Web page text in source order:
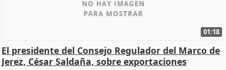
01:18
El presidente del Consejo Regulador del Marco de
Jerez, César Saldaña, sobre exportaciones